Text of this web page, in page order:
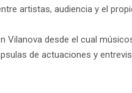
artistas, audiencia y el
desde el cual
de actuaciones y